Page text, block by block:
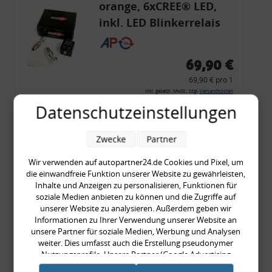
orange, 6xCREE® LED,
inkl. LED Blinkerrelais
CF 14
69,90 €
69,90 € pro 1
inkl. gesetzl. MwSt., zzgl. Versandkosten
Merkzettel
Zum Artikel
Rückleuchtenband mit
Blinker, rot, US-Ecken,
Audi 80 Cabrio, Typ 89,
OE-Nr.: 8G0945225 +
8G0945225C
999,99 €
Datenschutzeinstellungen
Wir verwenden auf autopartner24.de Cookies und Pixel, um
die einwandfreie Funktion unserer Website zu gewährleisten,
Inhalte und Anzeigen zu personalisieren, Funktionen für
soziale Medien anbieten zu können und die Zugriffe auf
unserer Website zu analysieren. Außerdem geben wir
Informationen zu Ihrer Verwendung unserer Website an
unsere Partner für soziale Medien, Werbung und Analysen
weiter. Dies umfasst auch die Erstellung pseudonymer
Nutzungsprofile. Unsere Partner (Google Advertising
Products) führen diese Informationen möglicherweise mit
Zwecke Partner